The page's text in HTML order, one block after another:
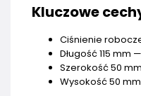
Kluczowe
Ciśnienie
Długość 115
Szerokość 50
Wysokość 50